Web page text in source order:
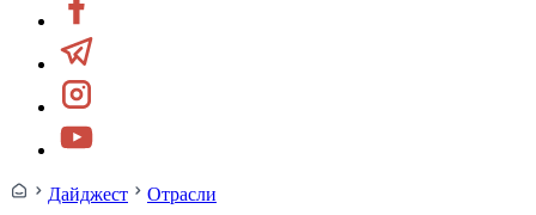
Дайджест Отрасли